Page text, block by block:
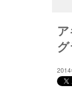
2014